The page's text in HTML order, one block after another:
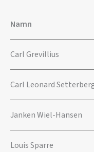
Namn
Carl Grevillius
Carl Leonard
Janken Wiel-Hansen
Louis Sparre